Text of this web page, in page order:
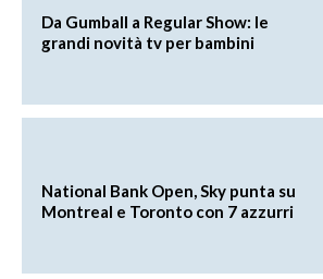
Da Gumball a Regular Show: le
grandi novità tv per bambini
National Bank Open, Sky punta su
Montreal e Toronto con 7 azzurri